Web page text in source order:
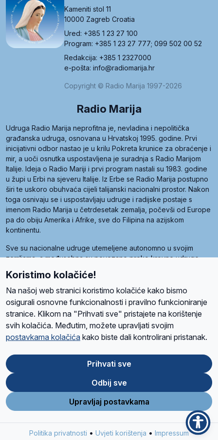
Kameniti stol 11
10000 Zagreb Croatia
Ured: +385 1 23 27 100
Program: +385 1 23 27 777; 099 502 00 52
Redakcija: +385 1 2327000
e-pošta: info@radiomarija.hr
Copyright © Radio Marija 1997-2026
Radio Marija
Udruga Radio Marija neprofitna je, nevladina i nepolitička
građanska udruga, osnovana u Hrvatskoj 1995. godine. Prvi
inicijativni odbor nastao je u krilu Pokreta krunice za obraćenje i
mir, a uoči osnutka uspostavljena je suradnja s Radio Marijom
Italije. Ideja o Radio Mariji i prvi program nastali su 1983. godine
u župi u Erbi na sjeveru Italije. Iz Erbe se Radio Marija postupno
širi te uskoro obuhvaća cijeli talijanski nacionalni prostor. Nakon
toga osnivaju se i uspostavljaju udruge i radijske postaje s
imenom Radio Marija u četrdesetak zemalja, počevši od Europe
pa do obiju Amerika i Afrike, sve do Filipina na azijskom
kontinentu.
Sve su nacionalne udruge utemeljene autonomno u svojim
zemljama, a međusobna su povezane preko krovne udruge
Radio Maria). Svjetsku obitelj utemeljilo je sedam članica, među
kojima je i hrvatska Udruga Radio Marija.
O namaRadio ProgramVolonteriPrijateljiKontaktPravila privatnosti
Ova stranica je zaštićena Google reCAPTCHA sustavom
Store
Google
Play
Koristimo kolačiće!
Na našoj web stranici koristimo kolačiće kako bismo
osigurali osnovne funkcionalnosti i pravilno funkcioniranje
stranice. Klikom na "Prihvati sve" pristajete na korištenje
svih kolačića. Međutim, možete upravljati svojim
postavkama kolačića kako biste dali kontrolirani pristanak.
Prihvati sve
Odbij sve
Upravljaj postavkama
Politika privatnosti • Uvjeti korištenja • Impressum